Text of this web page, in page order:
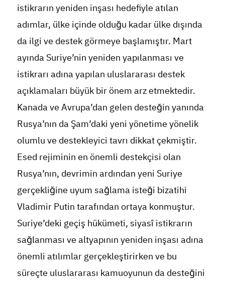
istikrarın yeniden inşası hedefiyle atılan
adımlar, ülke içinde olduğu kadar ülke dışında
da ilgi ve destek görmeye başlamıştır. Mart
ayında Suriye’nin yeniden yapılanması ve
istikrarı adına yapılan uluslararası destek
açıklamaları büyük bir önem arz etmektedir.
Kanada ve Avrupa’dan gelen desteğin yanında
Rusya’nın da Şam’daki yeni yönetime yönelik
olumlu ve destekleyici tavrı dikkat çekmiştir.
Esed rejiminin en önemli destekçisi olan
Rusya’nın, devrimin ardından yeni Suriye
gerçekliğine uyum sağlama isteği bizatihi
Vladimir Putin tarafından ortaya konmuştur.
Suriye’deki geçiş hükümeti, siyasî istikrarın
sağlanması ve altyapının yeniden inşası adına
önemli atılımlar gerçekleştirirken ve bu
süreçte uluslararası kamuoyunun da desteğini